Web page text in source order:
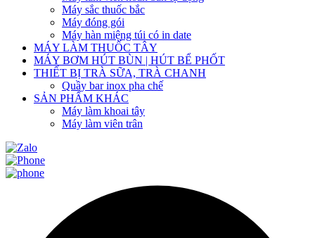
Máy sắc thuốc bắc
Máy đóng gói
Máy hàn miệng túi có in date
MÁY LÀM THUỐC TÂY
MÁY BƠM HÚT BÙN | HÚT BỂ PHỐT
THIẾT BỊ TRÀ SỮA, TRÀ CHANH
Quầy bar inox pha chế
SẢN PHẨM KHÁC
Máy làm khoai tây
Máy làm viên trân